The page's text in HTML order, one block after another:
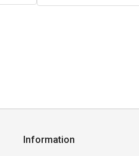
Information